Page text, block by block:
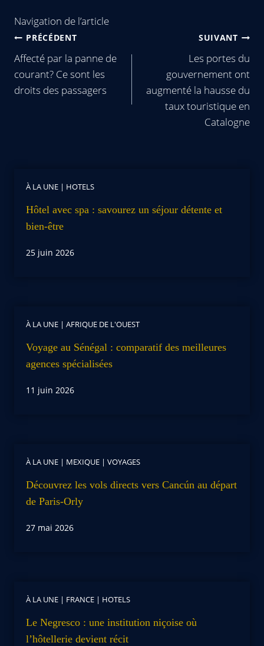
Navigation de l’article
PRÉCÉDENT
Affecté par la panne de
courant? Ce sont les
droits des passagers
SUIVANT
Les portes du
gouvernement ont
augmenté la hausse du
taux touristique en
Catalogne
À LA UNE | HOTELS
Hôtel avec spa : savourez un séjour détente et
bien-être
25 juin 2026
À LA UNE | AFRIQUE DE L'OUEST
Voyage au Sénégal : comparatif des meilleures
agences spécialisées
11 juin 2026
À LA UNE | MEXIQUE | VOYAGES
Découvrez les vols directs vers Cancún au départ
de Paris-Orly
27 mai 2026
À LA UNE | FRANCE | HOTELS
Le Negresco : une institution niçoise où
l’hôtellerie devient récit